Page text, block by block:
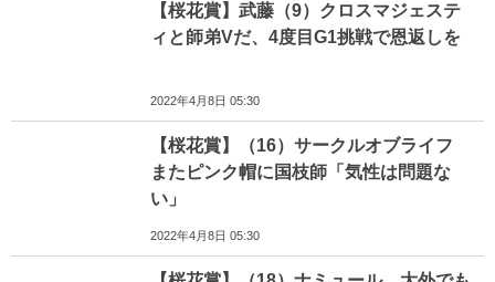
【桜花賞】武藤（9）クロスマジェステ
ィと師弟Vだ、4度目G1挑戦で恩返しを
2022年4月8日 05:30
【桜花賞】（16）サークルオブライフ
またピンク帽に国枝師「気性は問題な
い」
2022年4月8日 05:30